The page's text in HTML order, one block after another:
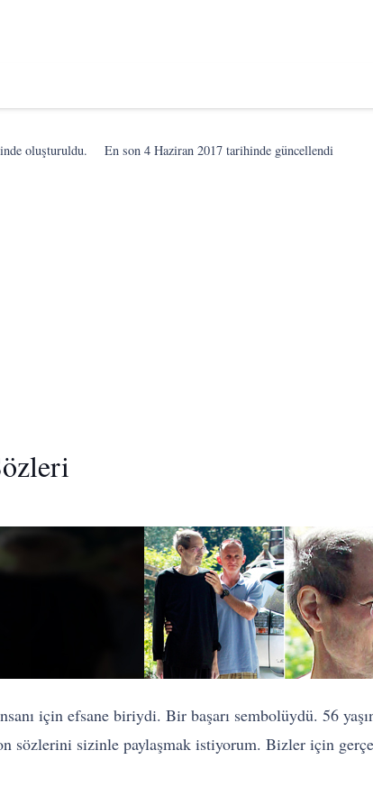
oluşturuldu. En son4 Haziran 2017 tarihinde güncellendi
için efsane biriydi. Bir başarı sembolüydü. 56
sözlerini sizinle paylaşmak istiyorum. Bizler için